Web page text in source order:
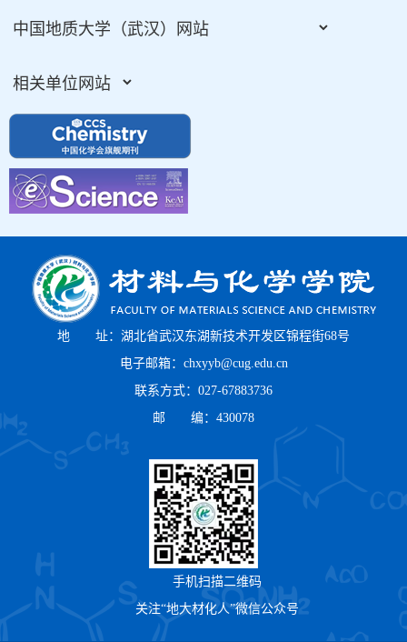
地 址：湖北省武汉东湖新技术开发区锦程街68号
电子邮箱：chxyyb@cug.edu.cn
联系方式：027-67883736
邮 编：430078
手机扫描二维码
关注“地大材化人”微信公众号